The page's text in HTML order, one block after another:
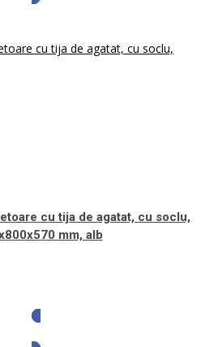
cu tija de agatat, cu soclu,
mm, alb